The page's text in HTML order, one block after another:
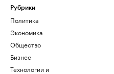
Рубрики
Политика
Экономика
Общество
Бизнес
Технологии и